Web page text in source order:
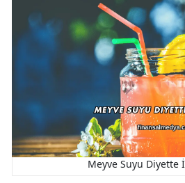
Meyve Suyu Diyette